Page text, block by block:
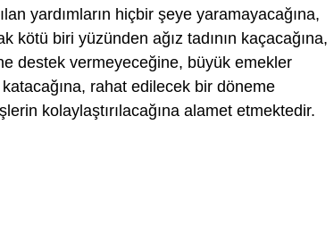
yardımların hiçbir şeye yaramayacağına,
kötü biri yüzünden ağız tadının kaçacağına,
destek vermeyeceğine, büyük emekler
rahat edilecek bir döneme
kolaylaştırılacağına alamet etmektedir.